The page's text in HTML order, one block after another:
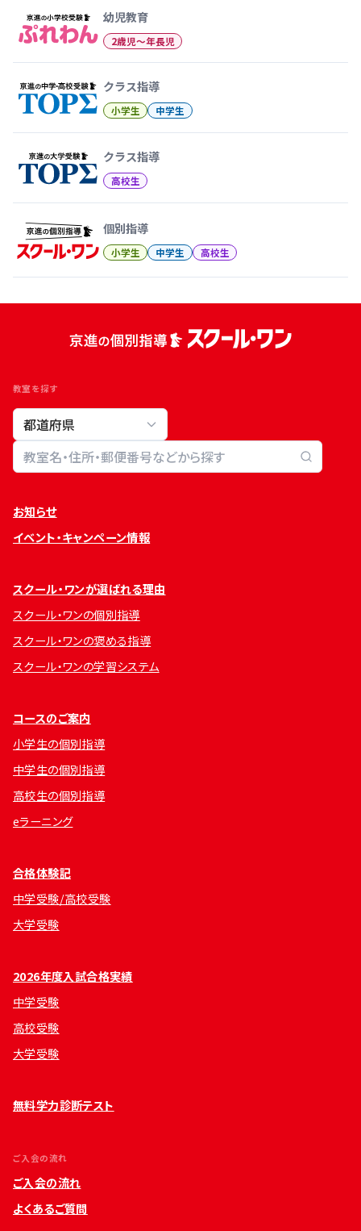
幼児教育
2歳児〜年長児
クラス指導
小学生 中学生
クラス指導
高校生
個別指導
小学生 中学生 高校生
教室を探す
教室検索
お知らせ
イベント・キャンペーン情報
スクール・ワンが選ばれる理由
スクール・ワンの個別指導
スクール・ワンの褒める指導
スクール・ワンの学習システム
コースのご案内
小学生の個別指導
中学生の個別指導
高校生の個別指導
eラーニング
合格体験記
中学受験/高校受験
大学受験
2026年度入試合格実績
中学受験
高校受験
大学受験
無料学力診断テスト
ご入会の流れ
ご入会の流れ
よくあるご質問